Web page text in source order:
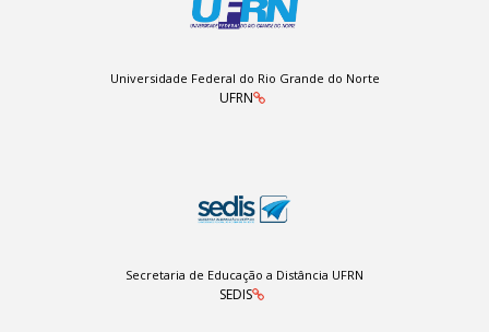
Universidade Federal do Rio Grande do Norte
UFRN
Secretaria de Educação a Distância UFRN
SEDIS